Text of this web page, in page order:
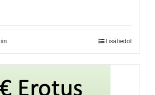
Lisätiedot